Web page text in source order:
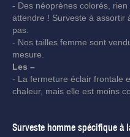
- Des néoprènes colorés,
attendre ! Surveste à assortir
pas.
- Nos tailles femme sont
mesure.
Les –
- La fermeture éclair frontale
chaleur, mais elle est moins
Surveste homme spécifique à